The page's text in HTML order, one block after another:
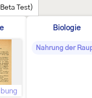
Test)
Biologie
Nahrung der